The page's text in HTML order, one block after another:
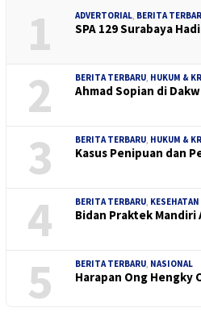
1 ADVERTORIAL, BERITA
SPA 129 Surabaya
2 BERITA TERBARU, HUKUM &
Ahmad Sopian di
3 BERITA TERBARU, HUKUM &
Kasus Penipuan dan
4 BERITA TERBARU, KESEHATAN
Bidan Praktek
5 BERITA TERBARU, NASIONAL
Harapan Ong